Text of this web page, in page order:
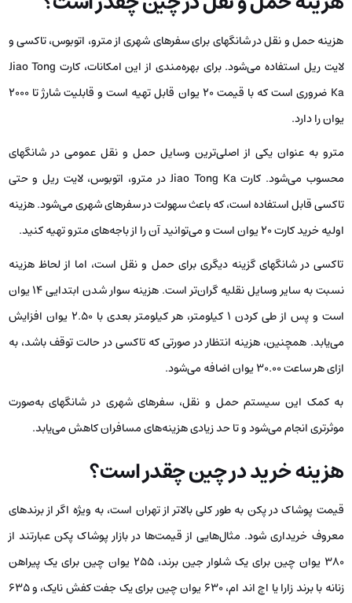
هزینه حمل و نقل در شانگهای برای سفرهای شهری از مترو، اتوبوس، تاکسی و
لایت ریل استفاده می‌شود. برای بهره‌مندی از این امکانات، کارت Jiao Tong
Ka ضروری است که با قیمت 20 یوان قابل تهیه است و قابلیت شارژ تا 2000
یوان را دارد.
مترو به عنوان یکی از اصلی‌ترین وسایل حمل و نقل عمومی در شانگهای
محسوب می‌شود. کارت Jiao Tong Ka در مترو، اتوبوس، لایت ریل و حتی
تاکسی قابل استفاده است، که باعث سهولت در سفرهای شهری می‌شود. هزینه
اولیه خرید کارت 20 یوان است و می‌توانید آن را از باجه‌های مترو تهیه کنید.
تاکسی در شانگهای گزینه دیگری برای حمل و نقل است، اما از لحاظ هزینه
نسبت به سایر وسایل نقلیه گران‌تر است. هزینه سوار شدن ابتدایی 14 یوان
است و پس از طی کردن 1 کیلومتر، هر کیلومتر بعدی با 2.50 یوان افزایش
می‌یابد. همچنین، هزینه انتظار در صورتی که تاکسی در حالت توقف باشد، به
ازای هر ساعت 30.00 یوان اضافه می‌شود.
به کمک این سیستم حمل و نقل، سفرهای شهری در شانگهای به‌صورت
موثرتری انجام می‌شود و تا حد زیادی هزینه‌های مسافران کاهش می‌یابد.
هزینه خرید در چین چقدر است؟
قیمت پوشاک در پکن به طور کلی بالاتر از تهران است، به ویژه اگر از برندهای
معروف خریداری شود. مثال‌هایی از قیمت‌ها در بازار پوشاک پکن عبارتند از
380 یوان چین برای یک شلوار جین برند، 255 یوان چین برای یک پیراهن
زنانه با برند زارا یا اچ اند ام، 630 یوان چین برای یک جفت کفش نایک، و 635